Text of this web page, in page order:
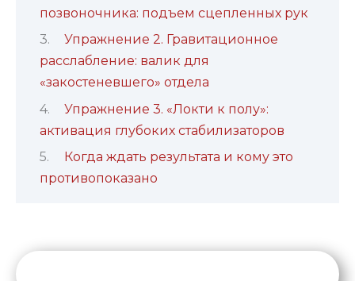
позвоночника: подъем сцепленных рук
Упражнение 2. Гравитационное
расслабление: валик для
«закостеневшего» отдела
Упражнение 3. «Локти к полу»:
активация глубоких стабилизаторов
Когда ждать результата и кому это
противопоказано